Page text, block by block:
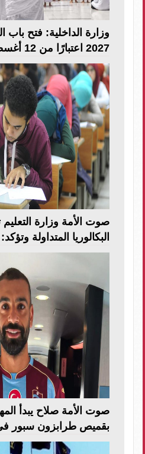
وزارة الداخلية: فتح باب
2027 اعتبارًا من 12 أغسطس ص...
صوت الأمة وزارة
البكالوريا المتداولة
صوت الأمة صلاح يبدأ
بقميص طرابزون سبور